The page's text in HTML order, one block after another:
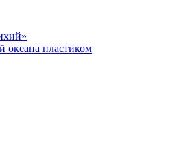
океана пластиком